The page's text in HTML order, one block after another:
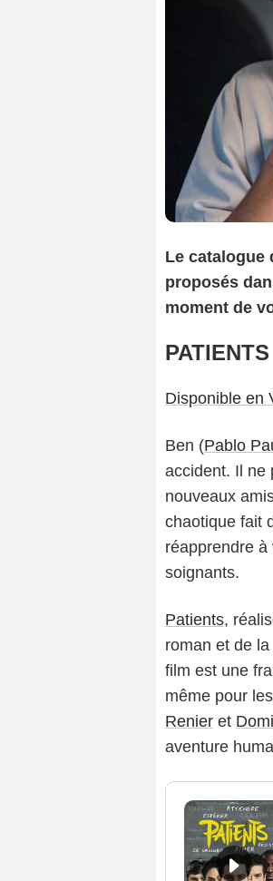
Le catalogue
proposés
moment de
Disponible en
Ben (Pablo
accident. Il ne
nouveaux
chaotique fait
réapprendre
soignants.
Patients,
roman et de
film est une
même pour
Renier et
aventure